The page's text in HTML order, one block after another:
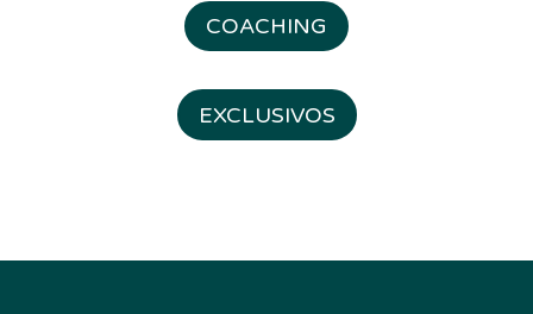
COACHING
EXCLUSIVOS